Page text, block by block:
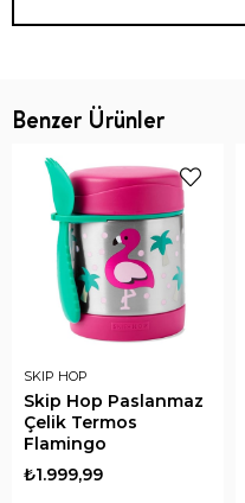
Benzer Ürünler
SKIP HOP
Skip Hop Paslanmaz
Çelik Termos
Flamingo
₺1.999,99